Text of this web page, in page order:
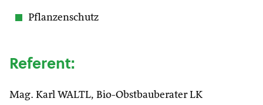
Pflanzenschutz
Referent:
Mag. Karl WALTL, Bio-Obstbauberater LK